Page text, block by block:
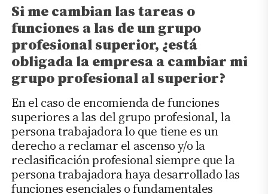
Si me cambian las tareas o
funciones a las de un grupo
profesional superior, ¿está
obligada la empresa a cambiar mi
grupo profesional al superior?
En el caso de encomienda de funciones
superiores a las del grupo profesional, la
persona trabajadora lo que tiene es un
derecho a reclamar el ascenso y/o la
reclasificación profesional siempre que la
persona trabajadora haya desarrollado las
funciones esenciales o fundamentales